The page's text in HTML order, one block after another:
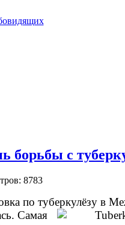
борьбы с
8783
по туберкулёзу в
Самая